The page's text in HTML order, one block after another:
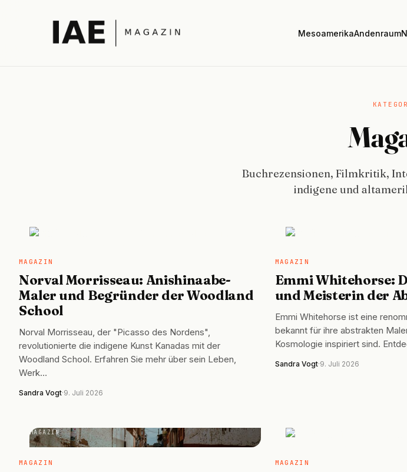
MesoamerikaAndenraum
Buchrezensionen, Filmkritik,
indigene und
MAGAZIN
MAGAZIN
Norval Morrisseau: Anishinaabe-
Maler und Begründer der Woodland
School
Norval Morrisseau, der "Picasso des Nordens",
revolutionierte die indigene Kunst Kanadas mit der
Woodland School. Erfahren Sie mehr über sein Leben,
Werk…
Sandra Vogt·9. Juli 2026
MAGAZIN
MAGAZIN
Emmi Whitehorse:
und Meisterin der
Emmi Whitehorse ist eine
bekannt für ihre abstrakten
Kosmologie inspiriert sind.
Sandra Vogt·9. Juli 2026
MAGAZIN
MAGAZIN
MAGAZIN
MAGAZIN